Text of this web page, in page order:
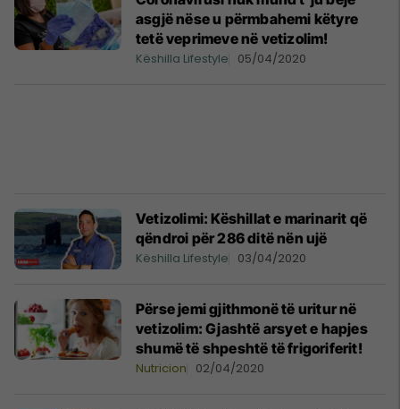
asgjë nëse u përmbahemi këtyre
tetë veprimeve në vetizolim!
Këshilla Lifestyle 05/04/2020
Vetizolimi: Këshillat e marinarit që
qëndroi për 286 ditë nën ujë
Këshilla Lifestyle 03/04/2020
Përse jemi gjithmonë të uritur në
vetizolim: Gjashtë arsyet e hapjes
shumë të shpeshtë të frigoriferit!
Nutricion 02/04/2020